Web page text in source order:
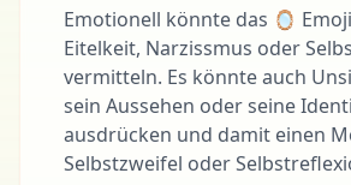
Emotionell könnte das 🪞
Eitelkeit, Narzissmus oder
vermitteln. Es könnte auch
sein Aussehen oder seine
ausdrücken und damit einen
Selbstzweifel oder